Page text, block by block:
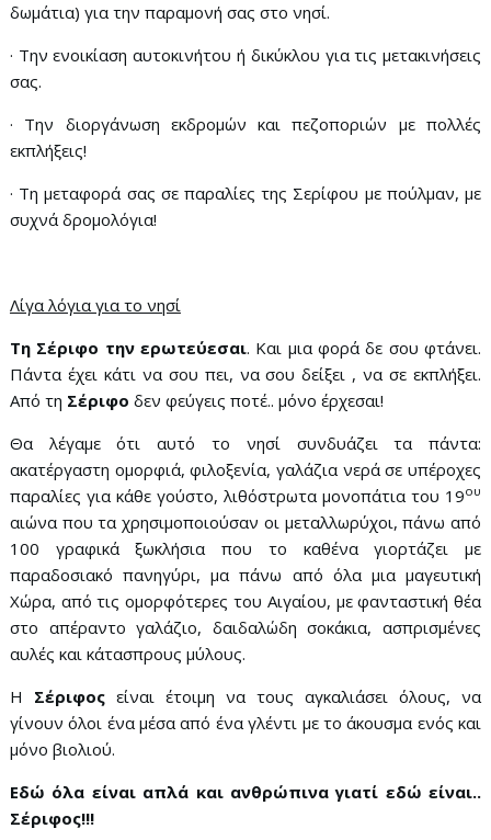
δωμάτια) για την παραμονή σας στο νησί.
· Την ενοικίαση αυτοκινήτου ή δικύκλου για τις μετακινήσεις
σας.
· Την διοργάνωση εκδρομών και πεζοποριών με πολλές
εκπλήξεις!
· Τη μεταφορά σας σε παραλίες της Σερίφου με πούλμαν, με
συχνά δρομολόγια!
Λίγα λόγια για το νησί
Τη Σέριφο την ερωτεύεσαι. Και μια φορά δε σου φτάνει.
Πάντα έχει κάτι να σου πει, να σου δείξει , να σε εκπλήξει.
Από τη Σέριφο δεν φεύγεις ποτέ.. μόνο έρχεσαι!
Θα λέγαμε ότι αυτό το νησί συνδυάζει τα πάντα:
ακατέργαστη ομορφιά, φιλοξενία, γαλάζια νερά σε υπέροχες
παραλίες για κάθε γούστο, λιθόστρωτα μονοπάτια του 19ου
αιώνα που τα χρησιμοποιούσαν οι μεταλλωρύχοι, πάνω από
100 γραφικά ξωκλήσια που το καθένα γιορτάζει με
παραδοσιακό πανηγύρι, μα πάνω από όλα μια μαγευτική
Χώρα, από τις ομορφότερες του Αιγαίου, με φανταστική θέα
στο απέραντο γαλάζιο, δαιδαλώδη σοκάκια, ασπρισμένες
αυλές και κάτασπρους μύλους.
Η Σέριφοςείναι έτοιμη να τους αγκαλιάσει όλους, να
γίνουν όλοι ένα μέσα από ένα γλέντι με το άκουσμα ενός και
μόνο βιολιού.
Εδώ όλα είναι απλά και ανθρώπινα γιατί εδώ είναι..
Σέριφος!!!